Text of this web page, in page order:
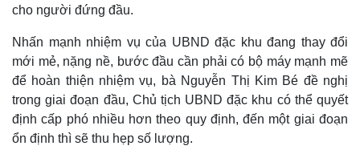
cho người đứng đầu.
Nhấn mạnh nhiệm vụ của UBND đặc khu đang thay đổi
mới mẻ, nặng nề, bước đầu cần phải có bộ máy mạnh mẽ
để hoàn thiện nhiệm vụ, bà Nguyễn Thị Kim Bé đề nghị
trong giai đoạn đầu, Chủ tịch UBND đặc khu có thể quyết
định cấp phó nhiều hơn theo quy định, đến một giai đoạn
ổn định thì sẽ thu hẹp số lượng.